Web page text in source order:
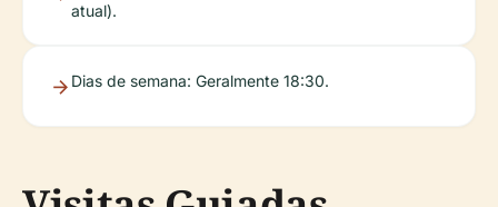
atual).
Dias de semana: Geralmente 18:30.